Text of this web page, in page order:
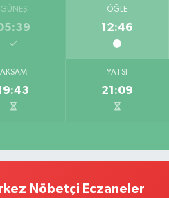
GÜNEŞ ÖĞLE
12:46
AKŞAM YATSI
21:09
Nöbetçi Eczaneler